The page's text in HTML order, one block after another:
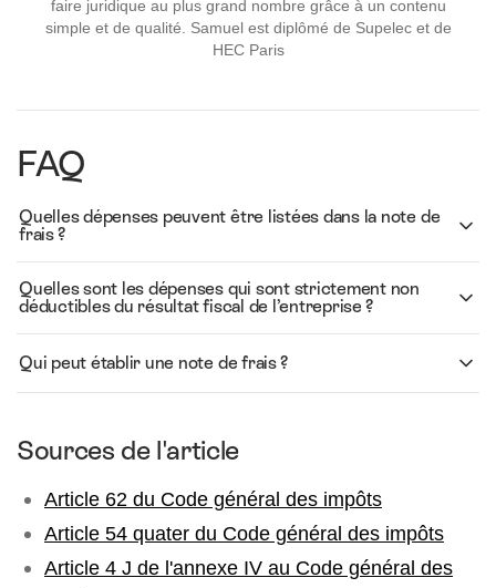
faire juridique au plus grand nombre grâce à un contenu
simple et de qualité. Samuel est diplômé de Supelec et de
HEC Paris
FAQ
Quelles dépenses peuvent être listées dans la note de
frais ?
Quelles sont les dépenses qui sont strictement non
déductibles du résultat fiscal de l’entreprise ?
Qui peut établir une note de frais ?
Sources de l'article
Article 62 du Code général des impôts
Article 54 quater du Code général des impôts
Article 4 J de l'annexe IV au Code général des